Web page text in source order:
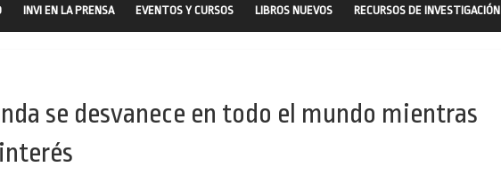
INVI EN LA PRENSA EVENTOS Y CURSOS LIBROS NUEVOS RECURSOS DE INVESTIGACIÓN
se desvanece en todo el mundo mientras